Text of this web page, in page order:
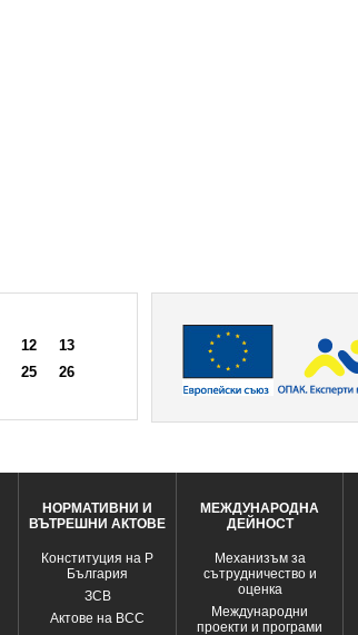
12
13
25
26
НОРМАТИВНИ И
ВЪТРЕШНИ АКТОВЕ
Конституция на Р
България
ЗСВ
Актове на ВСС
МЕЖДУНАРОДНА
ДЕЙНОСТ
Механизъм за
сътрудничество и
оценка
Международни
проекти и програми